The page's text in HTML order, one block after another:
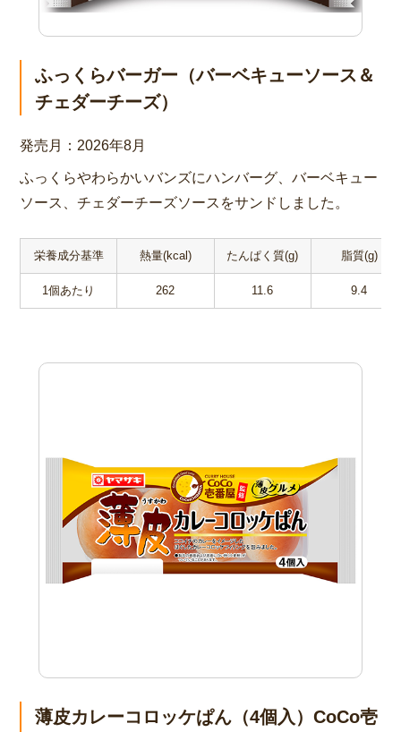
ふっくらバーガー（バーベキューソース＆
チェダーチーズ）
発売月： 2026年8月
ふっくらやわらかいバンズにハンバーグ、バーベキュー
ソース、チェダーチーズソースをサンドしました。
栄養成分基準
1個あたり
熱量(kcal)
262
たんぱく質(g)
11.6
脂質(g)
9.4
薄皮カレーコロッケぱん（4個入）CoCo壱